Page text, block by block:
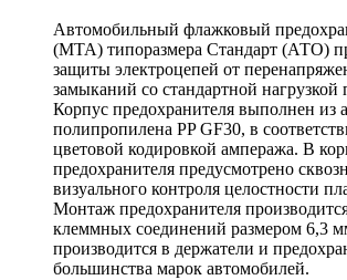
Автомобильный флажковый
(MTA) типоразмера Стандарт (АТО)
защиты электроцепей от
замыканий cо стандартной нагрузкой
Корпус предохранителя выполнен из
полипропилена PP GF30, в
цветовой кодировкой ампеража. В
предохранителя предусмотрено
визуального контроля целостности
Монтаж предохранителя
клеммных соединений размером 6,3
производится в держатели и
большинства марок автомобилей.